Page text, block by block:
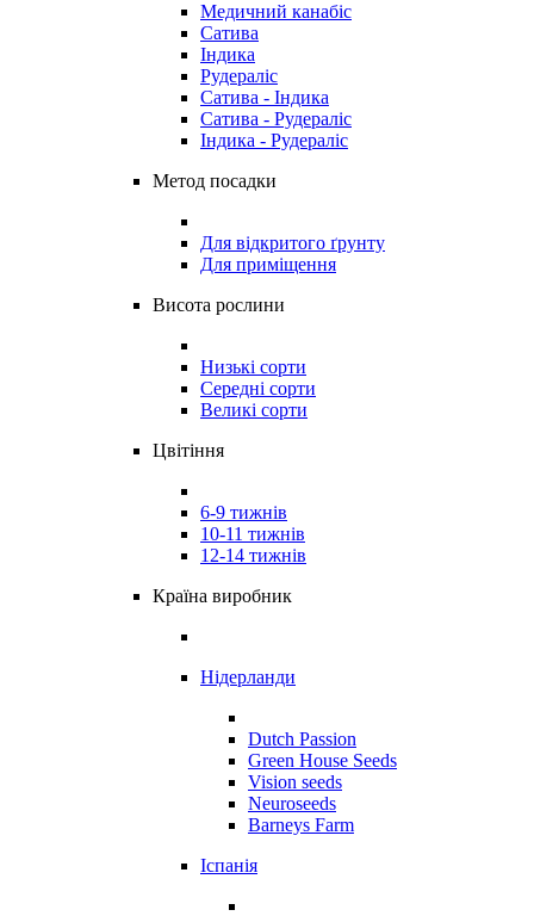
Медичний канабіс
Сатива
Індика
Рудераліс
Сатива - Індика
Сатива - Рудераліс
Індика - Рудераліс
Метод посадки
Для відкритого ґрунту
Для приміщення
Висота рослини
Низькі сорти
Середні сорти
Великі сорти
Цвітіння
6-9 тижнів
10-11 тижнів
12-14 тижнів
Країна виробник
Нідерланди
Dutch Passion
Green House Seeds
Vision seeds
Neuroseeds
Barneys Farm
Іспанія